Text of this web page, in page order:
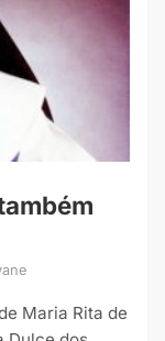
Maria Rita de